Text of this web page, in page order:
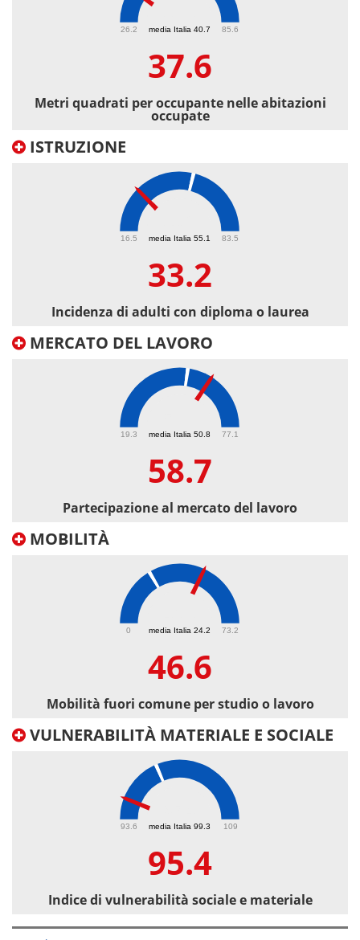
media Italia 40.7
26.2 85.6
37.6
Metri quadrati per occupante nelle abitazioni
occupate
ISTRUZIONE
media Italia 55.1
16.5 83.5
33.2
Incidenza di adulti con diploma o laurea
MERCATO DEL LAVORO
media Italia 50.8
19.3 77.1
58.7
Partecipazione al mercato del lavoro
MOBILITÀ
media Italia 24.2
0 73.2
46.6
Mobilità fuori comune per studio o lavoro
VULNERABILITÀ MATERIALE E SOCIALE
media Italia 99.3
93.6 109
95.4
Indice di vulnerabilità sociale e materiale